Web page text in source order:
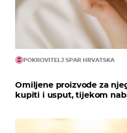
POKROVITELJ SPAR HRVATSKA
Omiljene proizvode za
kupiti i usput, tijekom